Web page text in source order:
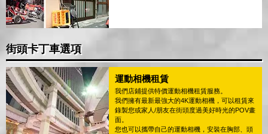
街頭卡丁車選項
運動相機租賃
我們店鋪提供特價運動相機租賃服務。
我們擁有最新最強大的4K運動相機，可以租賃來
錄製您或家人/朋友在街頭度過美好時光的POV畫
面。
您也可以攜帶自己的運動相機，安裝在胸部、頭